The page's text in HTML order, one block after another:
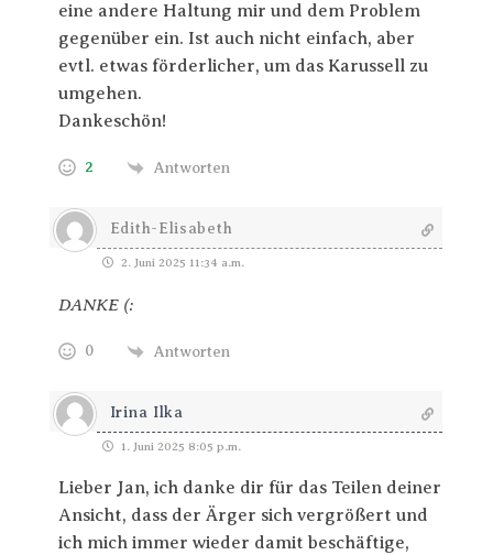
eine andere Haltung mir und dem Problem
gegenüber ein. Ist auch nicht einfach, aber
evtl. etwas förderlicher, um das Karussell zu
umgehen.
Dankeschön!
2 Antworten
Edith-Elisabeth
2. Juni 2025 11:34 a.m.
DANKE (:
0 Antworten
Irina Ilka
1. Juni 2025 8:05 p.m.
Lieber Jan, ich danke dir für das Teilen deiner
Ansicht, dass der Ärger sich vergrößert und
ich mich immer wieder damit beschäftige,